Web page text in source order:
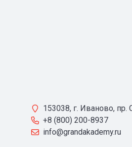
153038, г. Иваново, пр.
+8 (800) 200-8937
info@grandakademy.ru